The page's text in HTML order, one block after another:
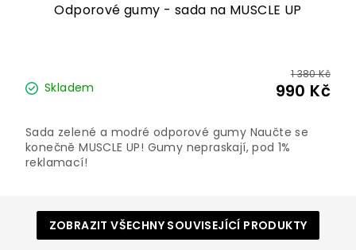
Odporové gumy - sada na MUSCLE UP
Skladem
1 380 Kč
990 Kč
Sada zelené a modré odporové gumy Naučte se
konečně MUSCLE UP! Gumy nepraskají, pod 1%
reklamací!
ZOBRAZIT VŠECHNY SOUVISEJÍCÍ PRODUKTY